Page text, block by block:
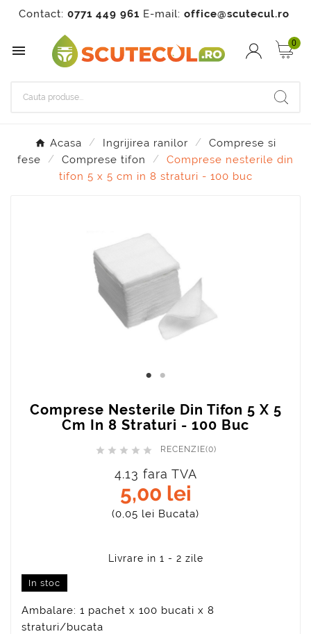
Contact: 0771 449 961 E-mail: office@scutecul.ro
 0
Acasa Ingrijirea ranilor
Comprese si
fese
Comprese tifon
Comprese nesterile din
tifon 5 x 5 cm in 8 straturi - 100 buc
Comprese Nesterile Din Tifon 5 X 5
Cm In 8 Straturi - 100 Buc
     RECENZIE(0)
4.13 fara TVA
5,00 lei
(0,05 lei Bucata)
In stoc
Ambalare: 1 pachet x 100 bucati x 8
straturi/bucata